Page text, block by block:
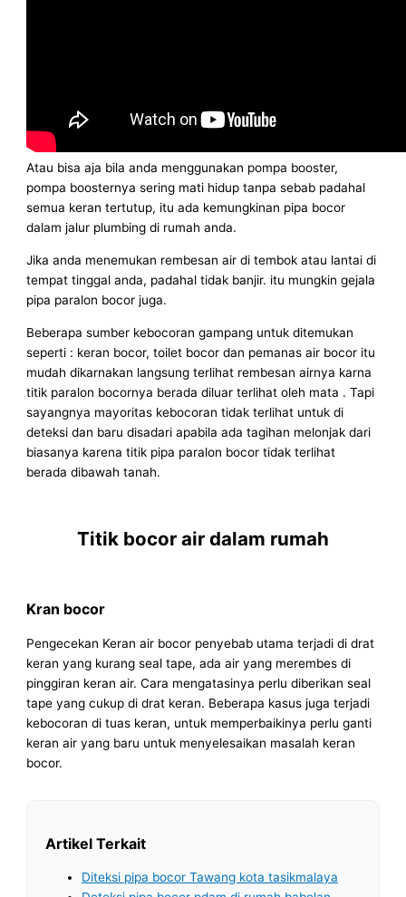
Atau bisa aja bila anda menggunakan pompa booster,
pompa boosternya sering mati hidup tanpa sebab padahal
semua keran tertutup, itu ada kemungkinan pipa bocor
dalam jalur plumbing di rumah anda.
Jika anda menemukan rembesan air di tembok atau lantai di
tempat tinggal anda, padahal tidak banjir. itu mungkin gejala
pipa paralon bocor juga.
Beberapa sumber kebocoran gampang untuk ditemukan
seperti : keran bocor, toilet bocor dan pemanas air bocor itu
mudah dikarnakan langsung terlihat rembesan airnya karna
titik paralon bocornya berada diluar terlihat oleh mata . Tapi
sayangnya mayoritas kebocoran tidak terlihat untuk di
deteksi dan baru disadari apabila ada tagihan melonjak dari
biasanya karena titik pipa paralon bocor tidak terlihat
berada dibawah tanah.
Titik bocor air dalam rumah
Kran bocor
Pengecekan Keran air bocor penyebab utama terjadi di drat
keran yang kurang seal tape, ada air yang merembes di
pinggiran keran air. Cara mengatasinya perlu diberikan seal
tape yang cukup di drat keran. Beberapa kasus juga terjadi
kebocoran di tuas keran, untuk memperbaikinya perlu ganti
keran air yang baru untuk menyelesaikan masalah keran
bocor.
Artikel Terkait
Diteksi pipa bocor Tawang kota tasikmalaya